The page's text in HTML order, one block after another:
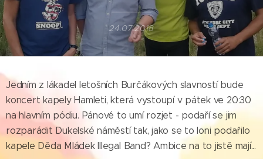
24.07.2018
Jedním z lákadel letošních Burčákových slavností bude
koncert kapely Hamleti, která vystoupí v pátek ve 20:30
na hlavním pódiu. Pánové to umí rozjet - podaří se jim
rozparádit Dukelské náměstí tak, jako se to loni podařilo
kapele Děda Mládek Illegal Band? Ambice na to jistě mají...